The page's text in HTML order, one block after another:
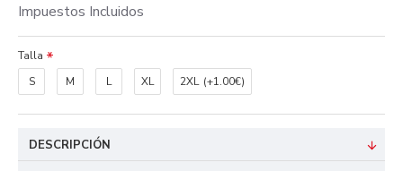
Impuestos Incluidos
Talla
S
M L XL 2XL (+1.00€)
DESCRIPCIÓN